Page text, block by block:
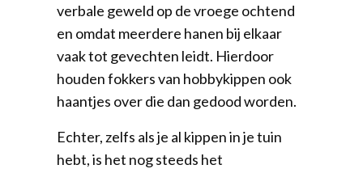
verbale geweld op de vroege ochtend
en omdat meerdere hanen bij elkaar
vaak tot gevechten leidt. Hierdoor
houden fokkers van hobbykippen ook
haantjes over die dan gedood worden.
Echter, zelfs als je al kippen in je tuin
hebt, is het nog steeds het